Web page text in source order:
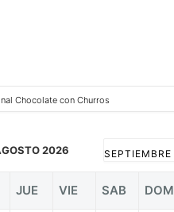
Chocolate con Churros
2026 SEPTIEMBRE
JUE VIE SAB DOM